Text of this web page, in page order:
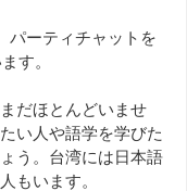
パーティチャットを
す。
だほとんどいませ
い人や語学を学びた
う。台湾には日本語
もいます。